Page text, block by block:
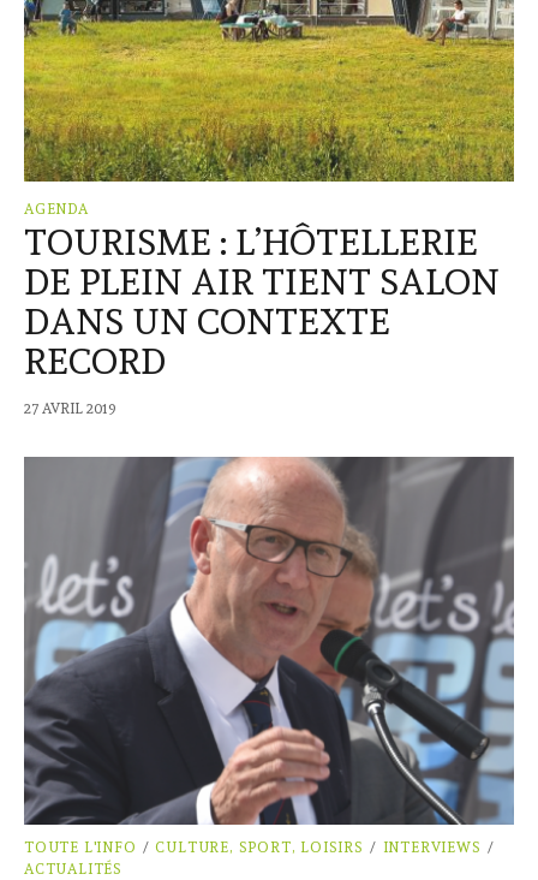
AGENDA
TOURISME : L’HÔTELLERIE
DE PLEIN AIR TIENT SALON
DANS UN CONTEXTE
RECORD
27 AVRIL 2019
TOUTE L'INFO / CULTURE, SPORT, LOISIRS / INTERVIEWS /
ACTUALITÉS